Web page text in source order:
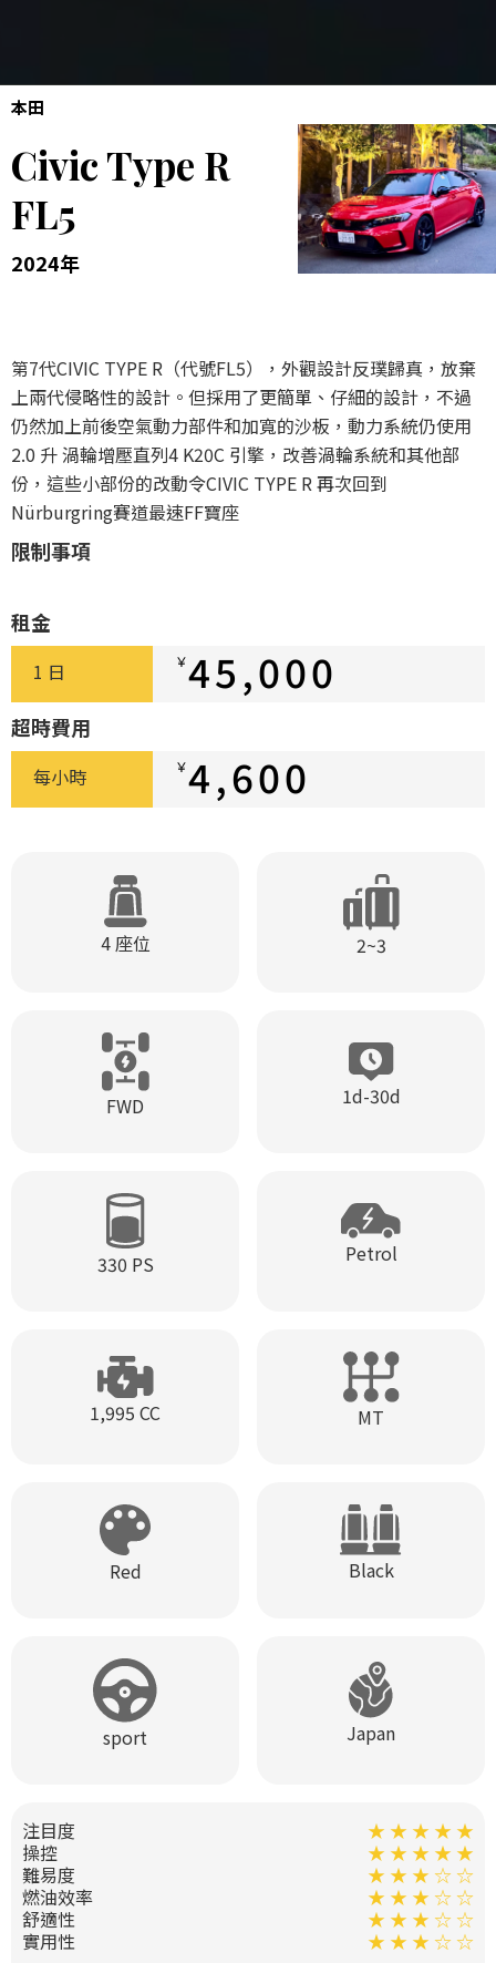
本田
Civic Type R
FL5
2024年
第7代CIVIC TYPE R（代號FL5），外觀設計反璞歸真，放棄
上兩代侵略性的設計。但採用了更簡單、仔細的設計，不過
仍然加上前後空氣動力部件和加寬的沙板，動力系統仍使用
2.0 升 渦輪增壓直列4 K20C 引擎，改善渦輪系統和其他部
份，這些小部份的改動令CIVIC TYPE R 再次回到
Nürburgring賽道最速FF寶座
限制事項
租金
1 日 ￥45,000
超時費用
每小時 ￥4,600
4 座位 2~3
FWD 1d-30d
330 PS Petrol
1,995 CC MT
Red Black
sport Japan
注目度
★ ★ ★ ★ ★
操控
★ ★ ★ ★ ★
難易度
★ ★ ★ ☆ ☆
燃油效率
★ ★ ★ ☆ ☆
舒適性
★ ★ ★ ☆ ☆
實用性
★ ★ ★ ☆ ☆